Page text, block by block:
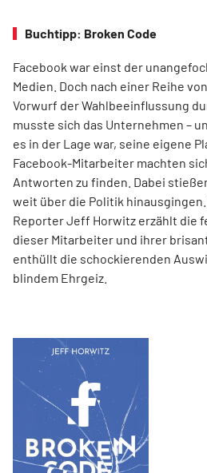
Buchtipp: Broken Code
Facebook war einst der
Medien. Doch nach einer Reihe
Vorwurf der Wahlbeeinflussung
musste sich das Unternehmen –
es in der Lage war, seine eigene
Facebook-Mitarbeiter machten
Antworten zu finden. Dabei
weit über die Politik
Reporter Jeff Horwitz erzählt die
dieser Mitarbeiter und ihrer
enthüllt die schockierenden
blindem Ehrgeiz.